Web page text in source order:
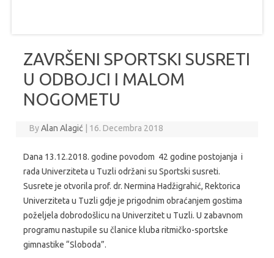
ZAVRŠENI SPORTSKI SUSRETI
U ODBOJCI I MALOM
NOGOMETU
ByAlan Alagić | 16. Decembra 2018
Dana 13.12.2018. godine povodom 42 godine postojanja i
rada Univerziteta u Tuzli održani su Sportski susreti.
Susrete je otvorila prof. dr. Nermina Hadžigrahić, Rektorica
Univerziteta u Tuzli gdje je prigodnim obraćanjem gostima
poželjela dobrodošlicu na Univerzitet u Tuzli. U zabavnom
programu nastupile su članice kluba ritmičko-sportske
gimnastike “Sloboda”.